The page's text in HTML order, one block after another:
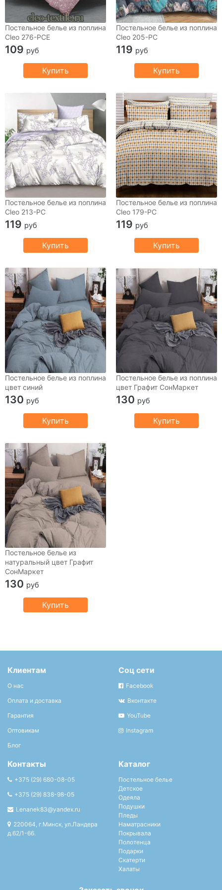
Постельное белье из поплина
Cleo 276-PCE
109 руб
Купить
Постельное белье из поплина
Cleo 205-PC
119 руб
Купить
Постельное белье из поплина
Cleo 213-PC
119 руб
Купить
Постельное белье из поплина
Cleo 179-PC
119 руб
Купить
Постельное белье из поплина
цвет синий
130 руб
Купить
Постельное белье из поплина
цвет Графит СонМаркет
130 руб
Купить
Постельное белье из
натуральный цвет Графит
СонМаркет
130 руб
Купить
Клиентам
О нас
Оплата и доставка
Гарантия
Оптовикам
Блог
Соц сети
Facebook
Вконтакте
YouTube
Instagram
Контакты
+375 (29) 680-08-05
+375 (29) 838-98-05
Lenanek83@yandex.ru
220064, г.Минск, ул.Ландера
д.62/1-66.
Каталог
Постельное белье
Детское
Одеяла
Подушки
Пледы
Наматрасники
Покрывала
Полотенца
Подарки
Скатерти
Халаты